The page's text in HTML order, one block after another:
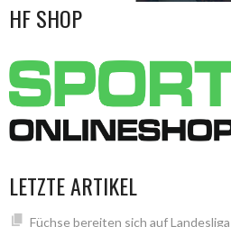
HF SHOP
LETZTE ARTIKEL
Füchse bereiten sich auf